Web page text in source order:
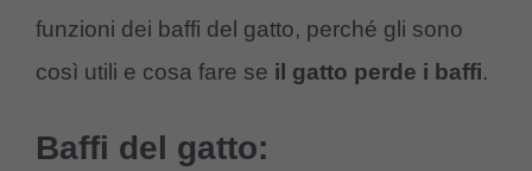
funzioni dei baffi del gatto, perché gli sono
così utili e cosa fare se il gatto perde i baffi.
Baffi del gatto: